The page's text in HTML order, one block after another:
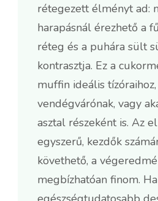
rétegezett élményt ad:
harapásnál érezhető a
réteg és a puhára sült
kontrasztja. Ez a
muffin ideális tízóraihoz,
vendégvárónak, vagy
asztal részeként is. Az
egyszerű, kezdők
követhető, a
megbízhatóan finom.